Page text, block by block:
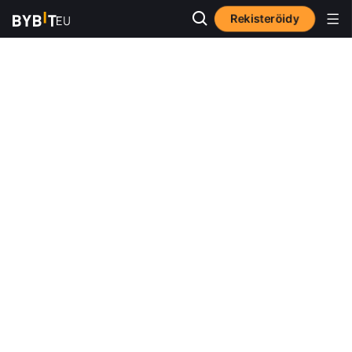
Rekisteröidy